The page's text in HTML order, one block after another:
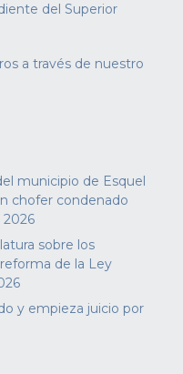
del Superior
a través de nuestro
municipio de Esquel
chofer condenado
2026
sobre los
de la Ley
y empieza juicio por